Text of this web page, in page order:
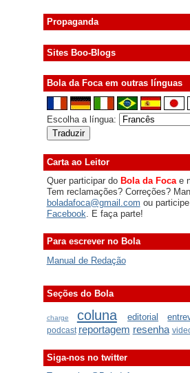
Propaganda
Sites Boo-Blogs
Bola da Foca em outras línguas
Escolha a língua:
Carta ao Leitor
Quer participar do Bola da Focae
Tem reclamações? Correções?
boladafoca@gmail.com ou
Facebook . E faça parte!
Para escrever no Bola
Manual de Redação
Seções do Bola
charge coluna editorial
podcast reportagem resenha
Siga-nos no twitter